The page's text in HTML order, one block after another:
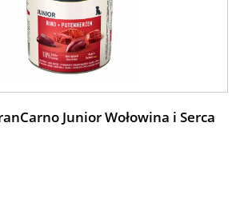
Junior Wołowina i Serca